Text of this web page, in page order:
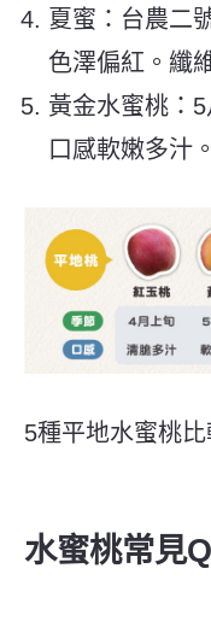
夏蜜：台農二
色澤偏紅。纖
黃金水蜜桃 ：
口感軟嫩多汁。
5種平地水蜜桃
水蜜桃常見